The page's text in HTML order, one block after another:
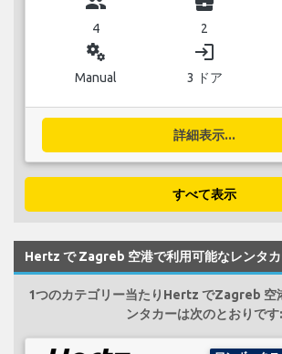
4 2
miscellaneous_services
Manual
login
3 ドア
詳細表示...
すべて表示
Hertz で Zagreb 空港で利用可能なレンタカ
1つのカテゴリー当たりHertz でZagreb 空
ンタカーは次のとおりです: